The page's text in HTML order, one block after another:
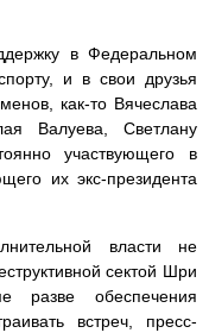
в Федеральном
и в свои друзья
как-то Вячеслава
Валуева, Светлану
участвующего в
их экс-президента
власти не
сектой Шри
разве обеспечения
встреч, пресс-